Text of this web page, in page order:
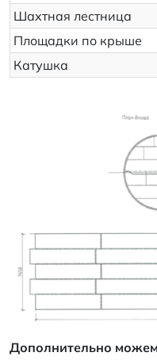
Шахтная лестница
Площадки по крыше
Катушка
Дополнительно